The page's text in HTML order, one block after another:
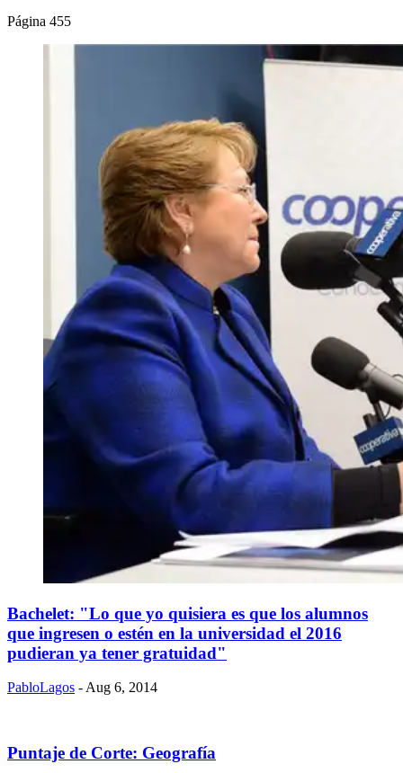
Página 455
Bachelet: "Lo que yo quisiera es que los alumnos
que ingresen o estén en la universidad el 2016
pudieran ya tener gratuidad"
PabloLagos - Aug 6, 2014
Puntaje de Corte: Geografía